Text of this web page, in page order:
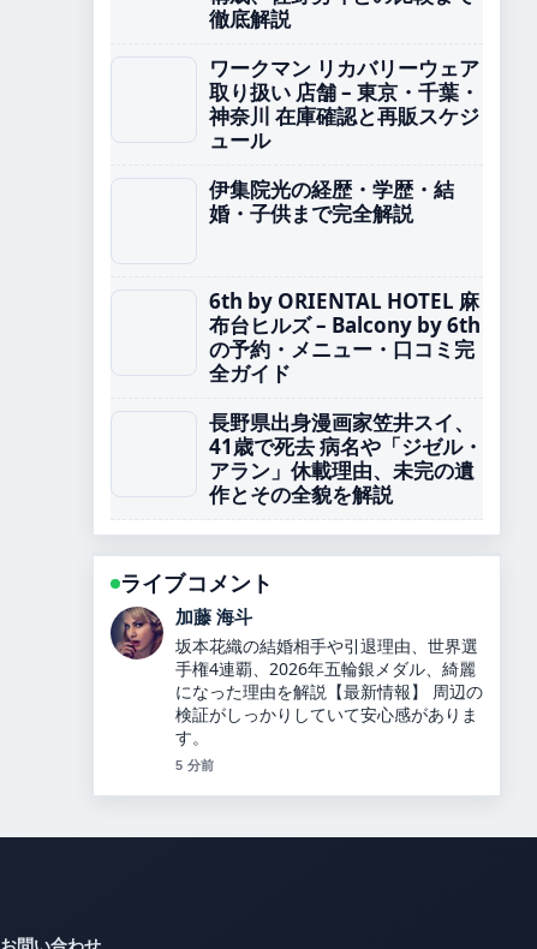
徹底解説
ワークマン リカバリーウェア
取り扱い 店舗 – 東京・千葉・
神奈川 在庫確認と再販スケジ
ュール
伊集院光の経歴・学歴・結
婚・子供まで完全解説
6th by ORIENTAL HOTEL 麻
布台ヒルズ – Balcony by 6th
の予約・メニュー・口コミ完
全ガイド
長野県出身漫画家笠井スイ、
41歳で死去 病名や「ジゼル・
アラン」休載理由、未完の遺
作とその全貌を解説
ライブコメント
高橋 蓮
カズレーザーと二階堂ふみが結婚！9年
の交際を経て別居婚を選択、馴れ初めや
最新情報を詳しく解説します！ の整理が
とても分かりやすいです。今日の中でも
特に読みやすいです。
7 分前